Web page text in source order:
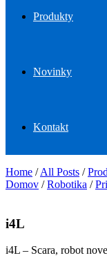
Produkty
Novinky
Kontakt
Home /All Posts /
Domov /Robotika /
i4L
i4L – Scara, robot